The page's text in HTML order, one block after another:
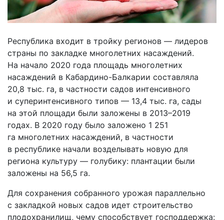
Республика входит в тройку регионов — лидеров
страны по закладке многолетних насаждений.
На начало 2020 года площадь многолетних
насаждений в Кабардино-Балкарии составляла
20,8 тыс. га, в частности садов интенсивного
и суперинтенсивного типов — 13,4 тыс. га, сады
на этой площади были заложены в 2013–2019
годах. В 2020 году было заложено 1 251
га многолетних насаждений, в частности
в республике начали возделывать новую для
региона культуру — голубику: плантации были
заложены на 56,5 га.
Для сохранения собранного урожая параллельно
с закладкой новых садов идет строительство
плодохранилищ, чему способствует господдержка: